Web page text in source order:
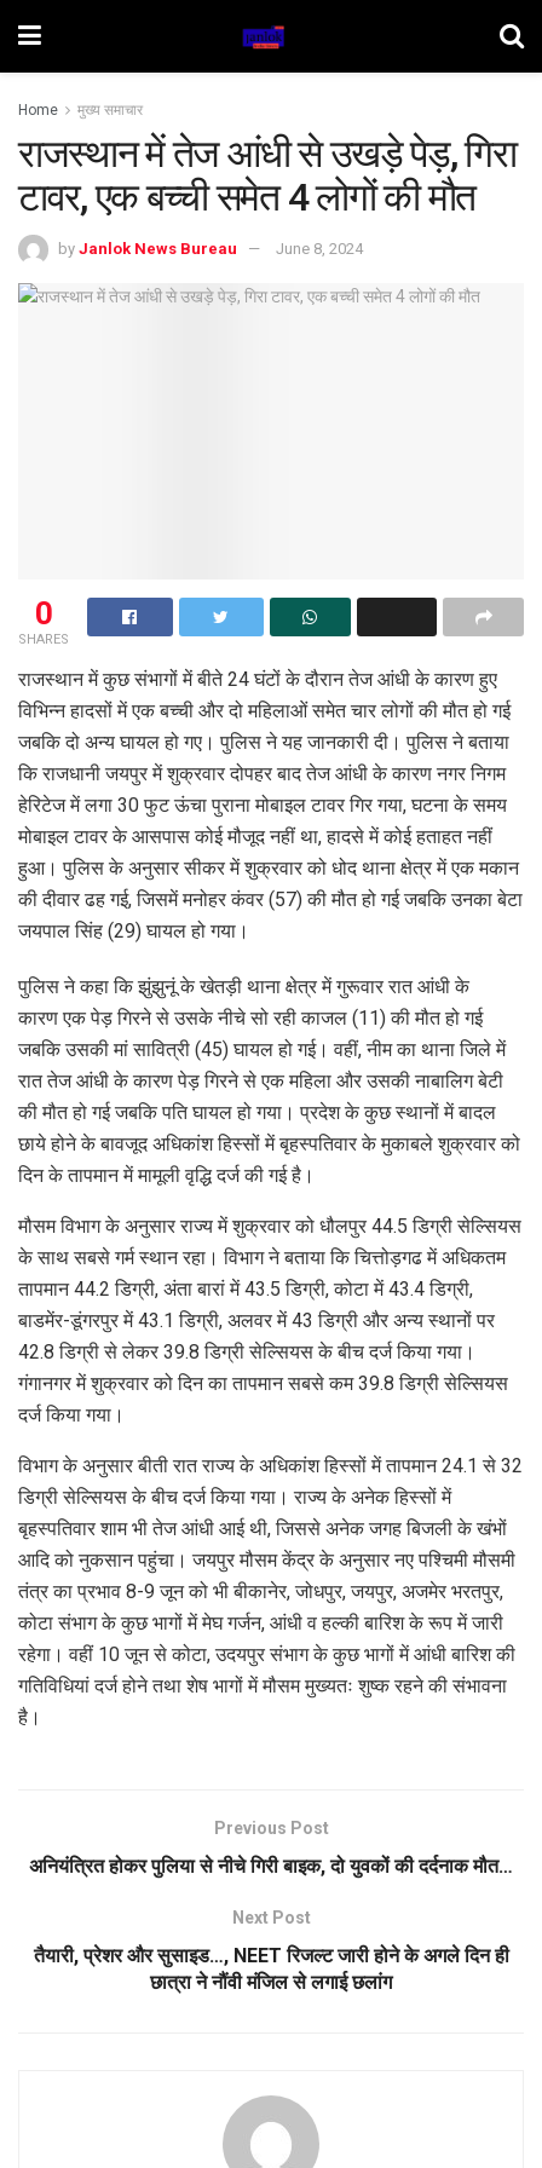
Home मुख्य समाचार
राजस्थान में तेज आंधी से उखड़े पेड़, गिरा
टावर, एक बच्ची समेत 4 लोगों की मौत
by Janlok News Bureau June 8, 2024
0
SHARES
राजस्थान में कुछ संभागों में बीते 24 घंटों के दौरान तेज आंधी के कारण हुए
विभिन्न हादसों में एक बच्ची और दो महिलाओं समेत चार लोगों की मौत हो गई
जबकि दो अन्य घायल हो गए। पुलिस ने यह जानकारी दी। पुलिस ने बताया
कि राजधानी जयपुर में शुक्रवार दोपहर बाद तेज आंधी के कारण नगर निगम
हेरिटेज में लगा 30 फुट ऊंचा पुराना मोबाइल टावर गिर गया, घटना के समय
मोबाइल टावर के आसपास कोई मौजूद नहीं था, हादसे में कोई हताहत नहीं
हुआ। पुलिस के अनुसार सीकर में शुक्रवार को धोद थाना क्षेत्र में एक मकान
की दीवार ढह गई, जिसमें मनोहर कंवर (57) की मौत हो गई जबकि उनका बेटा
जयपाल सिंह (29) घायल हो गया।
पुलिस ने कहा कि झुंझुनूं के खेतड़ी थाना क्षेत्र में गुरूवार रात आंधी के
कारण एक पेड़ गिरने से उसके नीचे सो रही काजल (11) की मौत हो गई
जबकि उसकी मां सावित्री (45) घायल हो गई। वहीं, नीम का थाना जिले में
रात तेज आंधी के कारण पेड़ गिरने से एक महिला और उसकी नाबालिग बेटी
की मौत हो गई जबकि पति घायल हो गया। प्रदेश के कुछ स्थानों में बादल
छाये होने के बावजूद अधिकांश हिस्सों में बृहस्पतिवार के मुकाबले शुक्रवार को
दिन के तापमान में मामूली वृद्धि दर्ज की गई है।
मौसम विभाग के अनुसार राज्य में शुक्रवार को धौलपुर 44.5 डिग्री सेल्सियस
के साथ सबसे गर्म स्थान रहा। विभाग ने बताया कि चित्तोड़गढ में अधिकतम
तापमान 44.2 डिग्री, अंता बारां में 43.5 डिग्री, कोटा में 43.4 डिग्री,
बाडमेंर-डूंगरपुर में 43.1 डिग्री, अलवर में 43 डिग्री और अन्य स्थानों पर
42.8 डिग्री से लेकर 39.8 डिग्री सेल्सियस के बीच दर्ज किया गया।
गंगानगर में शुक्रवार को दिन का तापमान सबसे कम 39.8 डिग्री सेल्सियस
दर्ज किया गया।
विभाग के अनुसार बीती रात राज्य के अधिकांश हिस्सों में तापमान 24.1 से 32
डिग्री सेल्सियस के बीच दर्ज किया गया। राज्य के अनेक हिस्सों में
बृहस्पतिवार शाम भी तेज आंधी आई थी, जिससे अनेक जगह बिजली के खंभों
आदि को नुकसान पहुंचा। जयपुर मौसम केंद्र के अनुसार नए पश्चिमी मौसमी
तंत्र का प्रभाव 8-9 जून को भी बीकानेर, जोधपुर, जयपुर, अजमेर भरतपुर,
कोटा संभाग के कुछ भागों में मेघ गर्जन, आंधी व हल्की बारिश के रूप में जारी
रहेगा। वहीं 10 जून से कोटा, उदयपुर संभाग के कुछ भागों में आंधी बारिश की
गतिविधियां दर्ज होने तथा शेष भागों में मौसम मुख्यतः शुष्क रहने की संभावना
है।
Previous Post
अनियंत्रित होकर पुलिया से नीचे गिरी बाइक, दो युवकों की दर्दनाक मौत…
Next Post
तैयारी, प्रेशर और सुसाइड…, NEET रिजल्ट जारी होने के अगले दिन ही
छात्रा ने नौंवी मंजिल से लगाई छलांग